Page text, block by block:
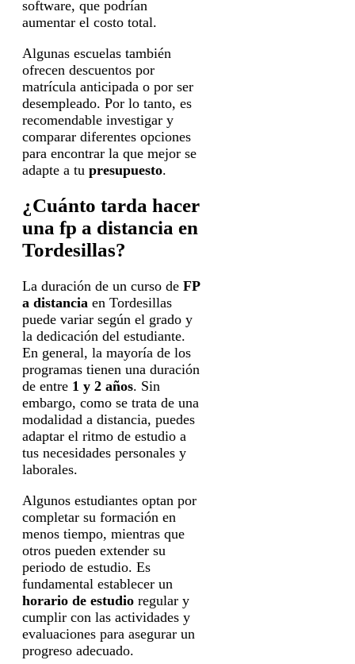
software, que podrían
aumentar el costo total.
Algunas escuelas también
ofrecen descuentos por
matrícula anticipada o por ser
desempleado. Por lo tanto, es
recomendable investigar y
comparar diferentes opciones
para encontrar la que mejor se
adapte a tu presupuesto.
¿Cuánto tarda hacer
una fp a distancia en
Tordesillas?
La duración de un curso de FP
a distancia en Tordesillas
puede variar según el grado y
la dedicación del estudiante.
En general, la mayoría de los
programas tienen una duración
de entre 1 y 2 años. Sin
embargo, como se trata de una
modalidad a distancia, puedes
adaptar el ritmo de estudio a
tus necesidades personales y
laborales.
Algunos estudiantes optan por
completar su formación en
menos tiempo, mientras que
otros pueden extender su
periodo de estudio. Es
fundamental establecer un
horario de estudio regular y
cumplir con las actividades y
evaluaciones para asegurar un
progreso adecuado.